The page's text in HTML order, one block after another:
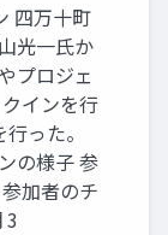
四万十町
光一氏か
プロジェ
インを行
った。
の様子 参
加者のチ
3